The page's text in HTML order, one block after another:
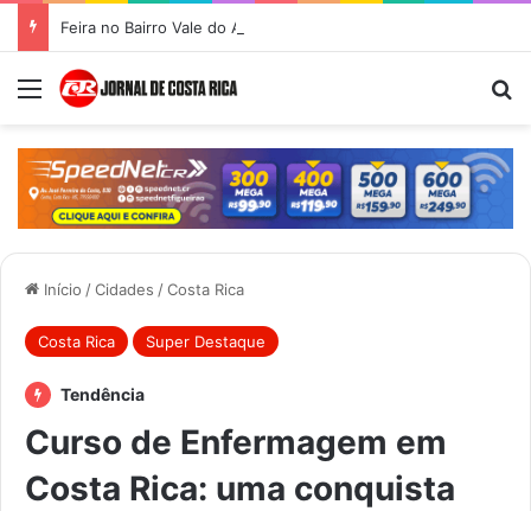
Menu
Início /Cidades /Costa Rica
Costa Rica Super Destaque
Tendência
Curso de Enfermagem em
Costa Rica: uma conquista